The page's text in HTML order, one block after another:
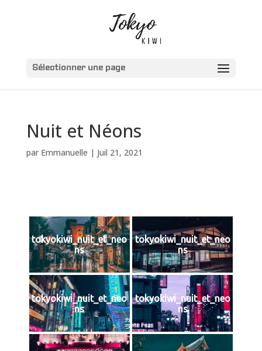
Sélectionner une page
Nuit et Néons
par Emmanuelle | Juil 21, 2021
tokyokiwi_nuit_et_neo
ns
tokyokiwi_nuit_et_neo
ns
tokyokiwi_nuit_et_neo
ns
tokyokiwi_nuit_et_neo
ns